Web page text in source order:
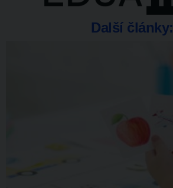
Další články: